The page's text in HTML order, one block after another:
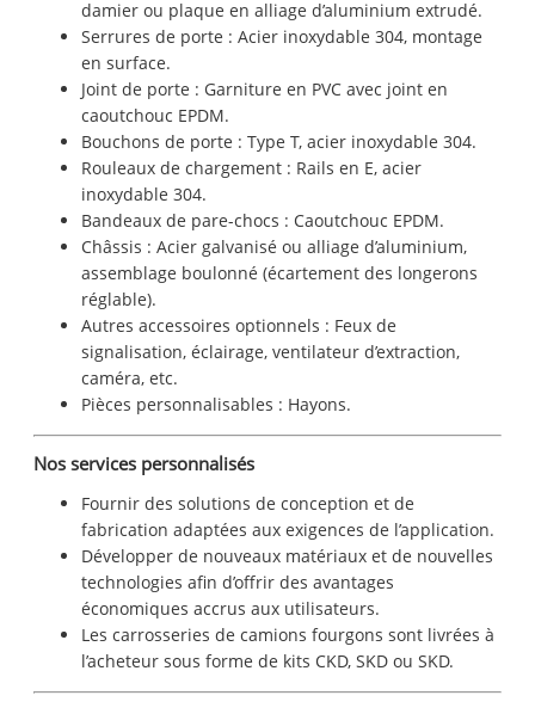
damier ou plaque en alliage d’aluminium extrudé.
Serrures de porte : Acier inoxydable 304, montage
en surface.
Joint de porte : Garniture en PVC avec joint en
caoutchouc EPDM.
Bouchons de porte : Type T, acier inoxydable 304.
Rouleaux de chargement : Rails en E, acier
inoxydable 304.
Bandeaux de pare-chocs : Caoutchouc EPDM.
Châssis : Acier galvanisé ou alliage d’aluminium,
assemblage boulonné (écartement des longerons
réglable).
Autres accessoires optionnels : Feux de
signalisation, éclairage, ventilateur d’extraction,
caméra, etc.
Pièces personnalisables : Hayons.
Nos services personnalisés
Fournir des solutions de conception et de
fabrication adaptées aux exigences de l’application.
Développer de nouveaux matériaux et de nouvelles
technologies afin d’offrir des avantages
économiques accrus aux utilisateurs.
Les carrosseries de camions fourgons sont livrées à
l’acheteur sous forme de kits CKD, SKD ou SKD.